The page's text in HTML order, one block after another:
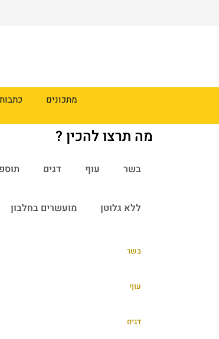
מתכונים כתבות
מה תרצו להכין ?
בשר עוף דגים
ללא גלוטן מועשרים בחלבון
בשר
עוף
דגים